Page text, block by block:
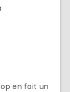
en fait un